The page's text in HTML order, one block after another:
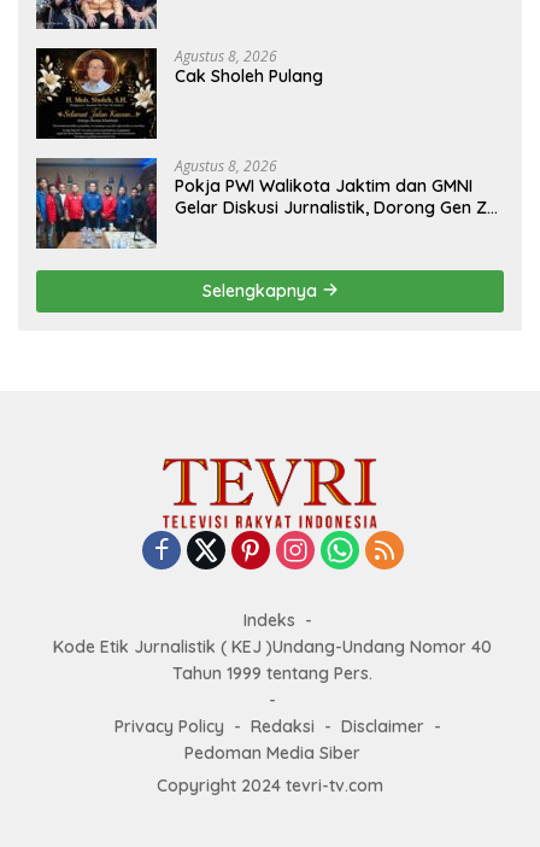
Agustus 8, 2026
Cak Sholeh Pulang
Agustus 8, 2026
Pokja PWI Walikota Jaktim dan GMNI
Gelar Diskusi Jurnalistik, Dorong Gen Z
Selengkapnya
Indeks
Kode Etik Jurnalistik ( KEJ )Undang-Undang Nomor 40
Tahun 1999 tentang Pers.
Privacy Policy Redaksi
Disclaimer
Pedoman Media Siber
Copyright 2024 tevri-tv.com